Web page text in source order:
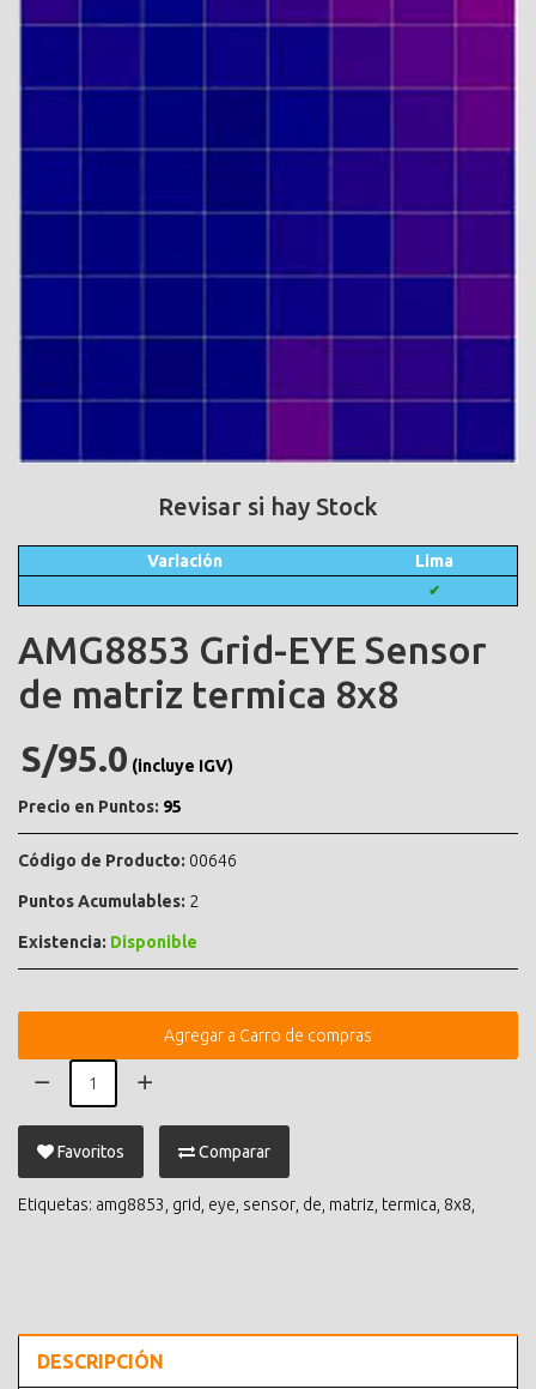
Revisar si hay Stock
Variación Lima
✔
AMG8853 Grid-EYE Sensor
de matriz termica 8x8
S/95.0 (incluye IGV)
Precio en Puntos: 95
Código de Producto: 00646
Puntos Acumulables: 2
Existencia: Disponible
Agregar a Carro de compras
Favoritos Comparar
Etiquetas: amg8853 grid eye sensor de matriz termica 8x8
DESCRIPCIÓN